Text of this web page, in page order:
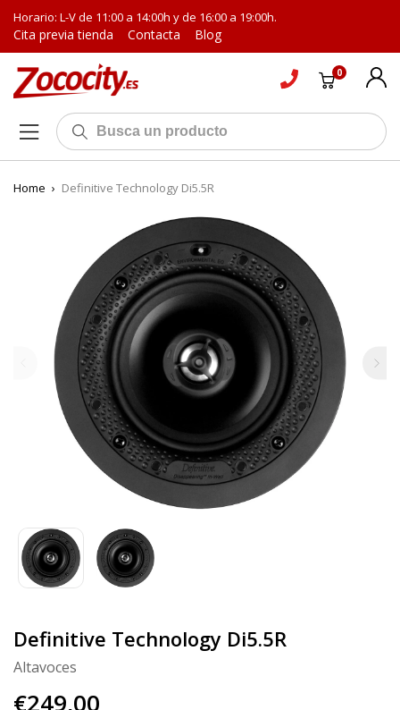
Horario: L-V de 11:00 a 14:00h y de 16:00 a 19:00h.
Cita previa tienda Contacta Blog
0
Home › Definitive Technology Di5.5R
Definitive Technology Di5.5R
Altavoces
€249,00